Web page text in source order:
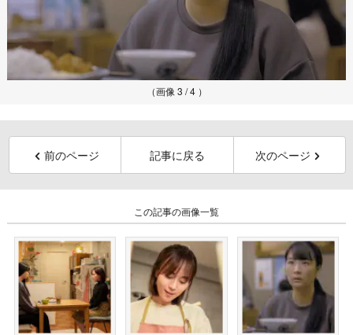
（画像 3 / 4 ）
前のページ 記事に戻る 次のページ
この記事の画像一覧